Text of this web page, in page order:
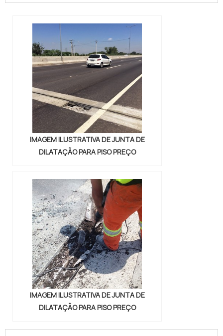
mercado.MAIS INFORMAÇÕES
HIDRÁULICO PARA ALTA
TEMPERATURASe alguém pesquisar
papelão hidráulico para alta
temperatura encontra na internet a
kaelved. Uma empresa com alto
know-how em laudos ...
IMAGEM ILUSTRATIVA DE JUNTA DE
DILATAÇÃO PARA PISO PREÇO
IMAGEM ILUSTRATIVA DE JUNTA DE
DILATAÇÃO PARA PISO PREÇO